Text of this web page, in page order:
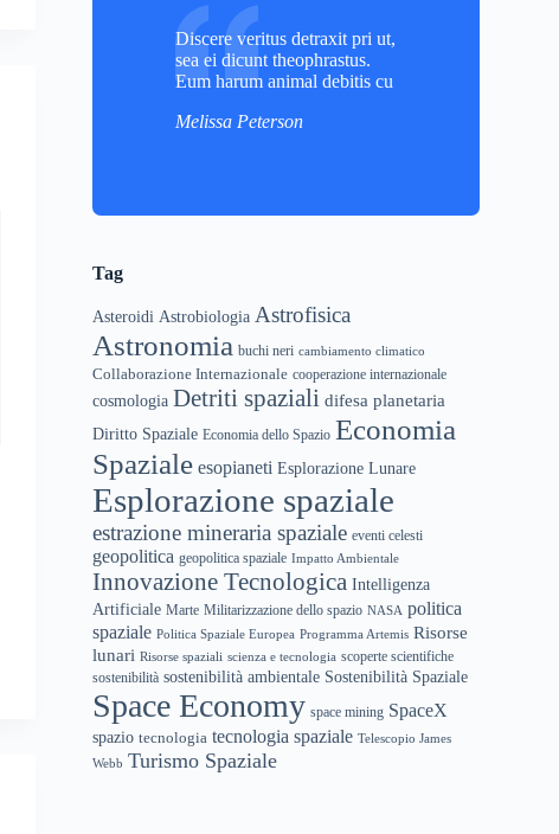
Discere veritus detraxit pri ut,
sea ei dicunt theophrastus.
Eum harum animal debitis cu
Melissa Peterson
Tag
Asteroidi Astrobiologia Astrofisica
Astronomia buchi neri cambiamento climatico
Collaborazione Internazionale cooperazione internazionale
cosmologia Detriti spaziali difesa planetaria
Diritto Spaziale Economia dello Spazio Economia
Spaziale esopianeti Esplorazione Lunare
Esplorazione spaziale
estrazione mineraria spaziale eventi celesti
geopolitica geopolitica spaziale Impatto Ambientale
Innovazione Tecnologica Intelligenza
Artificiale Marte Militarizzazione dello spazio NASA politica
spaziale Politica Spaziale Europea Programma Artemis Risorse
lunari Risorse spaziali scienza e tecnologia scoperte scientifiche
sostenibilità sostenibilità ambientale Sostenibilità Spaziale
Space Economy space mining SpaceX
spazio tecnologia tecnologia spaziale Telescopio James
Webb Turismo Spaziale